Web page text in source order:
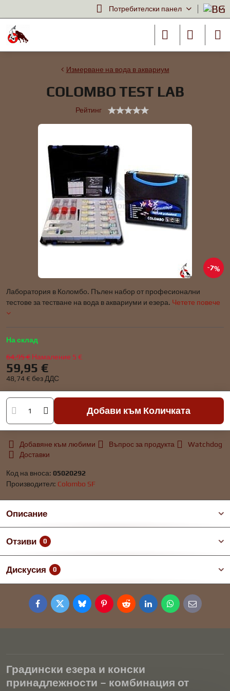
Потребителски панел
7%
Измерване на вода в аквариум
COLOMBO TEST LAB
Рейтинг
Лаборатория в Коломбо. Пълен набор от професионални
тестове за тестване на вода в аквариуми и езера. Четете повече
На склад
64,95 € Намаление 5 €
59,95 €
48,74 € без ДДС
Добави към Количката
Добавяне към любими Въпрос за продукта
Watchdog
Доставки
Код на вноса: 05020292
Производител: Colombo SF
Описание
Отзиви 0
Дискусия 0
FacebookTwitterBlueskyPinterestRedditLinkedInWhatsApp
E-
mail
Градински езера и конски
принадлежности – комбинация от